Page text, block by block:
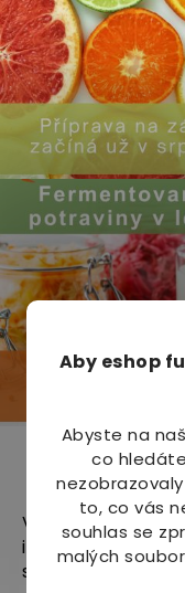
Aby eshop
Abyste na
co
to, co vás
souhlas se
malých
Vložte svůj e-mail
informace o
shopu.